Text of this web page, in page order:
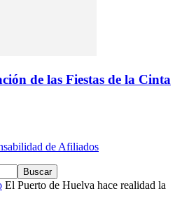
de las Fiestas de la Cinta
de Afiliados
El Puerto de Huelva hace realidad la